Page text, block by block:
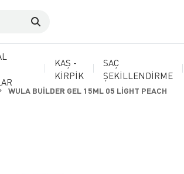
KAŞ -
KİRPİK
SAÇ
ŞEKİLLENDİRME
WULA BUİLDER GEL 15ML 05 LİGHT PEACH